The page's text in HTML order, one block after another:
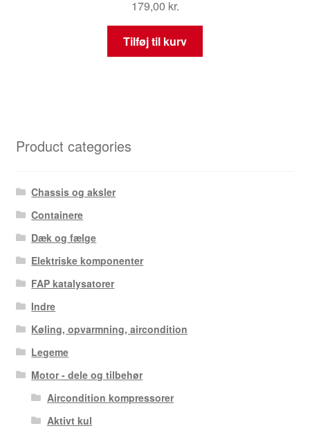
179,00 kr.
Tilføj til kurv
Product categories
Chassis og aksler
Containere
Dæk og fælge
Elektriske komponenter
FAP katalysatorer
Indre
Køling, opvarmning, aircondition
Legeme
Motor - dele og tilbehør
Aircondition kompressorer
Aktivt kul